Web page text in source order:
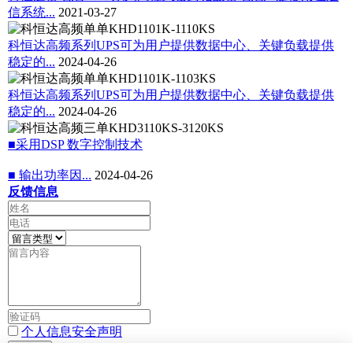
信系统... 2021-03-27
科恒达高频系列UPS可为用户提供数据中心、关键负载提供
稳定的... 2024-04-26
科恒达高频系列UPS可为用户提供数据中心、关键负载提供
稳定的... 2024-04-26
■采用DSP 数字控制技术
■ 输出功率因... 2024-04-26
反馈信息
个人信息安全声明